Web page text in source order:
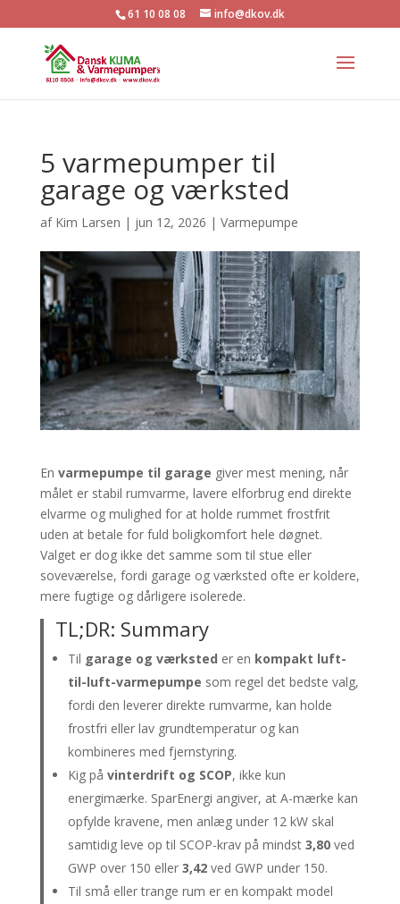
61 10 08 08 info@dkov.dk
5 varmepumper til
garage og værksted
af Kim Larsen | jun 12, 2026 | Varmepumpe
En varmepumpe til garage giver mest mening, når
målet er stabil rumvarme, lavere elforbrug end direkte
elvarme og mulighed for at holde rummet frostfrit
uden at betale for fuld boligkomfort hele døgnet.
Valget er dog ikke det samme som til stue eller
soveværelse, fordi garage og værksted ofte er koldere,
mere fugtige og dårligere isolerede.
TL;DR: Summary
Til garage og værksted er en kompakt luft-
til-luft-varmepumpe som regel det bedste valg,
fordi den leverer direkte rumvarme, kan holde
frostfri eller lav grundtemperatur og kan
kombineres med fjernstyring.
Kig påvinterdrift og SCOP, ikke kun
energimærke. SparEnergi angiver, at A-mærke kan
opfylde kravene, men anlæg under 12 kW skal
samtidig leve op til SCOP-krav på mindst3,80 ved
GWP over 150 eller3,42 ved GWP under 150.
Til små eller trange rum er en kompakt model